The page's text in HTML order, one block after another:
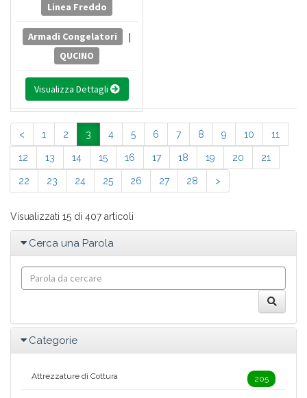
Linea Freddo
Armadi Congelatori
|
QUCINO
Visualizza Dettagli
< 1 2 3 4 5 6 7 8 9 10 11
12 13 14 15 16 17 18 19 20 21
22 23 24 25 26 27 28 >
Visualizzati 15 di 407 articoli
Cerca una Parola
Categorie
Attrezzature di Cottura 205